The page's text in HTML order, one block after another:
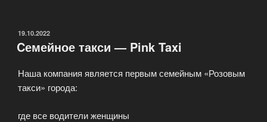
ОПУБЛИКОВАНО
19.10.2022
Cемейное такси — Pink Taxi
Наша компания является первым семейным «Розовым
такси» города:
где все водители женщины